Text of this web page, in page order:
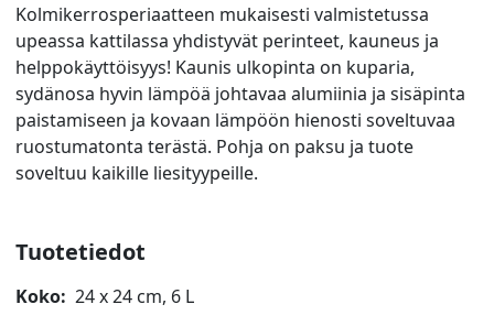
Kolmikerrosperiaatteen mukaisesti valmistetussa
upeassa kattilassa yhdistyvät perinteet, kauneus ja
helppokäyttöisyys! Kaunis ulkopinta on kuparia,
sydänosa hyvin lämpöä johtavaa alumiinia ja sisäpinta
paistamiseen ja kovaan lämpöön hienosti soveltuvaa
ruostumatonta terästä. Pohja on paksu ja tuote
soveltuu kaikille liesityypeille.
Tuotetiedot
Koko: 24 x 24 cm, 6 L